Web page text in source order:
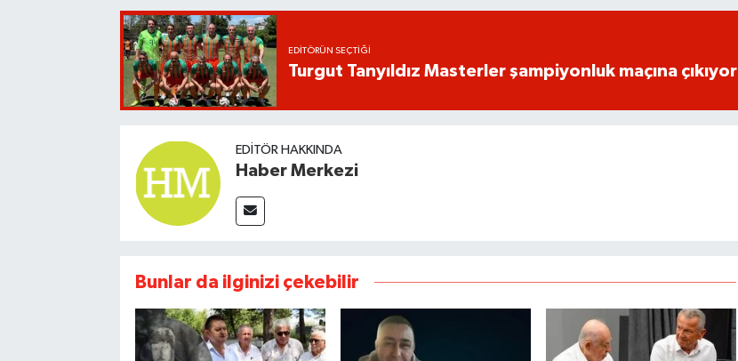
EDITÖRÜN SEÇTIĞI
Turgut Tanyıldız Masterler şampiyonluk maçına çıkıyor
EDITÖR HAKKINDA
Haber Merkezi
Bunlar da ilginizi çekebilir